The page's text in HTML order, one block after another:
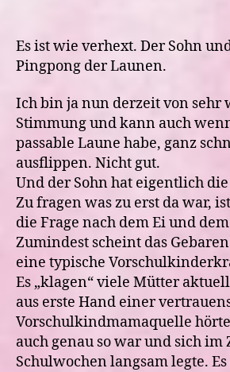
Es ist wie verhext. Der Sohn
Pingpong der Launen.
Ich bin ja nun derzeit von sehr
Stimmung und kann auch
passable Laune habe, ganz
ausflippen. Nicht gut.
Und der Sohn hat eigentlich
Zu fragen was zu erst da war,
die Frage nach dem Ei und
Zumindest scheint das Gebaren
eine typische
Es „klagen“ viele Mütter
aus erste Hand einer
Vorschulkindmamaquelle hörte
auch genau so war und sich im
Schulwochen langsam legte.